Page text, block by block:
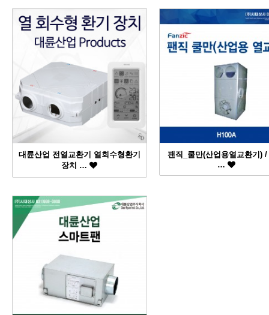
대륜산업 전열교환기 열회수형환기
장치 …
팬직_쿨만(산업용열교환기)
…